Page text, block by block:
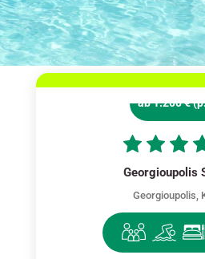
ab 1.200 €
Georgioupolis
Georgioupolis,